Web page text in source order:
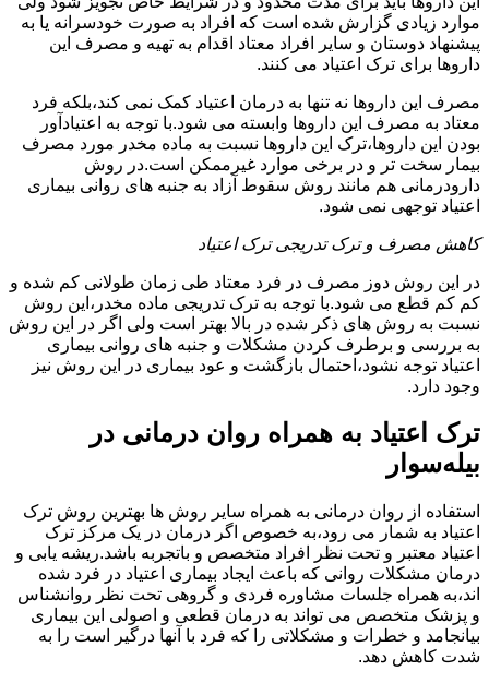
موارد زیادی گزارش شده است که افراد به صورت خودسرانه یا به
پیشنهاد دوستان و سایر افراد معتاد اقدام به تهیه و مصرف این
داروها برای ترک اعتیاد می کنند.
مصرف این داروها نه تنها به درمان اعتیاد کمک نمی کند،بلکه فرد
معتاد به مصرف این داروها وابسته می شود.با توجه به اعتیادآور
بودن این داروها،ترک این داروها نسبت به ماده مخدر مورد مصرف
بیمار سخت تر و در برخی موارد غیرممکن است.در روش
دارودرمانی هم مانند روش سقوط آزاد به جنبه های روانی بیماری
اعتیاد توجهی نمی شود.
کاهش مصرف و ترک تدریجی ترک اعتیاد
در این روش دوز مصرف در فرد معتاد طی زمان طولانی کم شده و
کم کم قطع می شود.با توجه به ترک تدریجی ماده مخدر،این روش
نسبت به روش های ذکر شده در بالا بهتر است ولی اگر در این روش
به بررسی و برطرف کردن مشکلات و جنبه های روانی بیماری
اعتیاد توجه نشود،احتمال بازگشت و عود بیماری در این روش نیز
وجود دارد.
ترک اعتیاد به همراه روان درمانی در
بیله‌سوار
استفاده از روان درمانی به همراه سایر روش ها بهترین روش ترک
اعتیاد به شمار می رود،به خصوص اگر درمان در یک مرکز ترک
اعتیاد معتبر و تحت نظر افراد متخصص و باتجربه باشد.ریشه یابی و
درمان مشکلات روانی که باعث ایجاد بیماری اعتیاد در فرد شده
اند،به همراه جلسات مشاوره فردی و گروهی تحت نظر روانشناس
و پزشک متخصص می تواند به درمان قطعی و اصولی این بیماری
بیانجامد و خطرات و مشکلاتی را که فرد با آنها درگیر است را به
شدت کاهش دهد.